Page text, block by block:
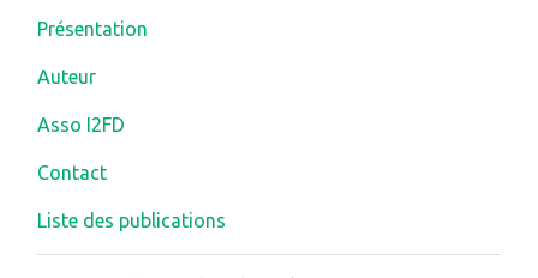
Présentation
Auteur
Asso I2FD
Contact
Liste des publications